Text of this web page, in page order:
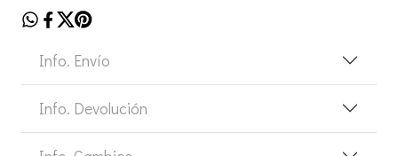
Info. Envío
Info. Devolución